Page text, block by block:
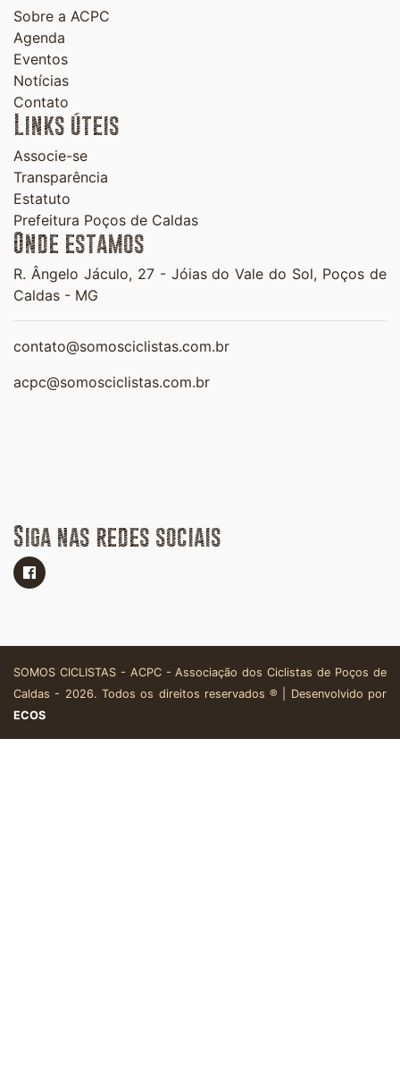
Sobre a ACPC
Agenda
Eventos
Notícias
Contato
Links úteis
Associe-se
Transparência
Estatuto
Prefeitura Poços de Caldas
Onde estamos
R. Ângelo Jáculo, 27 - Jóias do Vale do Sol, Poços de
Caldas - MG
contato@somosciclistas.com.br
acpc@somosciclistas.com.br
Siga nas redes sociais
SOMOS CICLISTAS - ACPC - Associação dos Ciclistas de Poços de
Caldas - 2026. Todos os direitos reservados ® | Desenvolvido por
ECOS